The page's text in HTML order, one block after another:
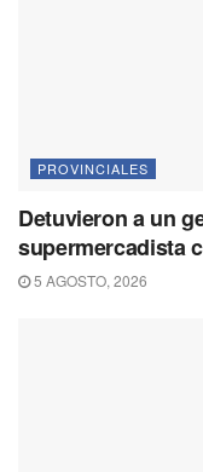
PROVINCIALES
Detuvieron a un
supermercadista
5 AGOSTO, 2026